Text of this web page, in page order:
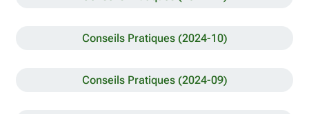
Conseils Pratiques (2024-10)
Conseils Pratiques (2024-09)